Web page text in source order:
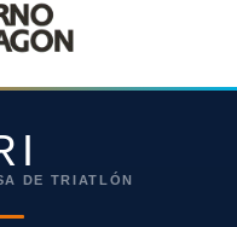
DE TRIATLÓN